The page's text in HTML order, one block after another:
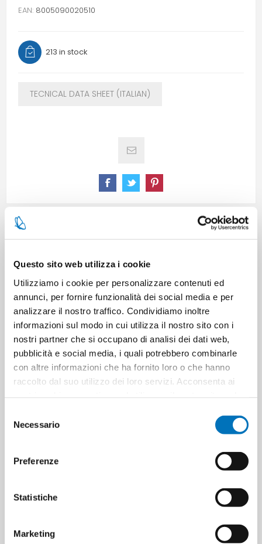
Questo sito web utilizza i cookie
Utilizziamo i cookie per personalizzare contenuti ed
annunci, per fornire funzionalità dei social media e per
analizzare il nostro traffico. Condividiamo inoltre
informazioni sul modo in cui utilizza il nostro sito con i
nostri partner che si occupano di analisi dei dati web,
pubblicità e social media, i quali potrebbero combinarle
con altre informazioni che ha fornito loro o che hanno
raccolto dal suo utilizzo dei loro servizi. Acconsenta ai
delNecessario
Preferenze
Statistiche
Marketing
EAN: 8005090020510
213 in stock
TECNICAL DATA SHEET (ITALIAN)
CONTACT US
Cartons for pallets 60
Cartons for layer 10
bicchieri riciclabili